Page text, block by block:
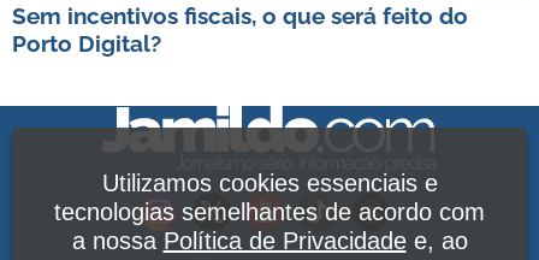
Sem incentivos fiscais, o que será feito do
Porto Digital?
Utilizamos cookies essenciais e
tecnologias semelhantes de acordo com
a nossa Política de Privacidadee, ao